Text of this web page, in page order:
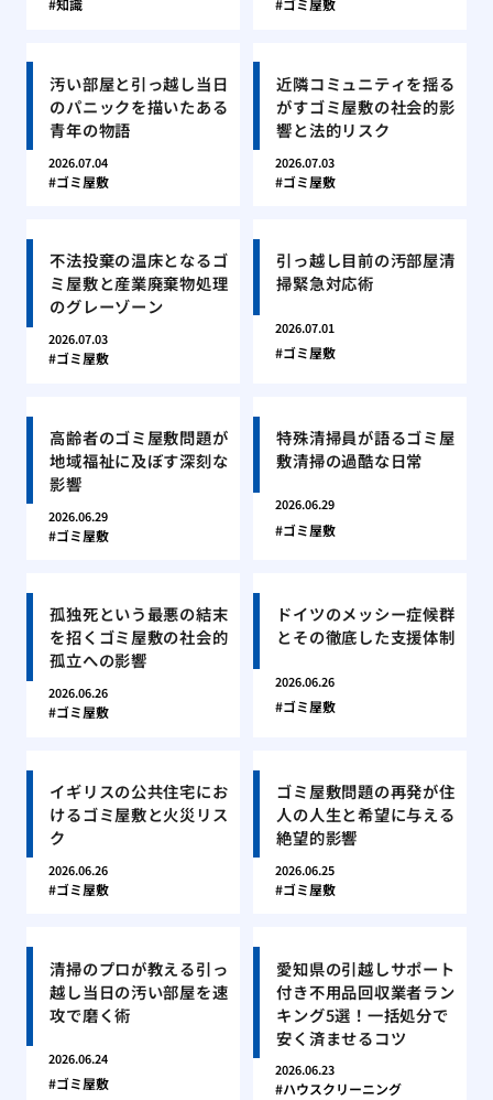
知識 ゴミ屋敷
汚い部屋と引っ越し当日
のパニックを描いたある
青年の物語
2026.07.04
ゴミ屋敷
近隣コミュニティを揺る
がすゴミ屋敷の社会的影
響と法的リスク
2026.07.03
ゴミ屋敷
不法投棄の温床となるゴ
ミ屋敷と産業廃棄物処理
のグレーゾーン
2026.07.03
ゴミ屋敷
引っ越し目前の汚部屋清
掃緊急対応術
2026.07.01
ゴミ屋敷
高齢者のゴミ屋敷問題が
地域福祉に及ぼす深刻な
影響
2026.06.29
ゴミ屋敷
特殊清掃員が語るゴミ屋
敷清掃の過酷な日常
2026.06.29
ゴミ屋敷
孤独死という最悪の結末
を招くゴミ屋敷の社会的
孤立への影響
2026.06.26
ゴミ屋敷
ドイツのメッシー症候群
とその徹底した支援体制
2026.06.26
ゴミ屋敷
イギリスの公共住宅にお
けるゴミ屋敷と火災リス
ク
2026.06.26
ゴミ屋敷
ゴミ屋敷問題の再発が住
人の人生と希望に与える
絶望的影響
2026.06.25
ゴミ屋敷
清掃のプロが教える引っ
越し当日の汚い部屋を速
攻で磨く術
2026.06.24
ゴミ屋敷
愛知県の引越しサポート
付き不用品回収業者ラン
キング5選！一括処分で
安く済ませるコツ
2026.06.23
ハウスクリーニング